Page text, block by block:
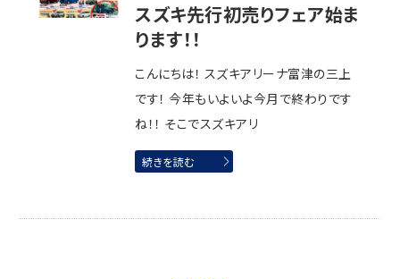
スズキ先行初売りフェア始ま
ります！！
こんにちは！ スズキアリーナ富津の三上
です！ 今年もいよいよ今月で終わりです
ね！！ そこでスズキアリ
続きを読む